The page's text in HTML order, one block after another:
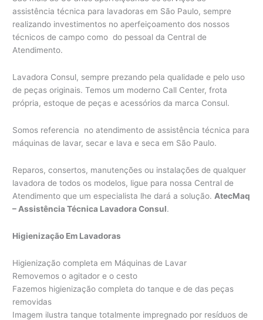
assistência técnica para lavadoras em São Paulo, sempre
realizando investimentos no aperfeiçoamento dos nossos
técnicos de campo como do pessoal da Central de
Atendimento.
Lavadora Consul, sempre prezando pela qualidade e pelo uso
de peças originais. Temos um moderno Call Center, frota
própria, estoque de peças e acessórios da marca Consul.
Somos referencia no atendimento de assistência técnica para
máquinas de lavar, secar e lava e seca em São Paulo.
Reparos, consertos, manutenções ou instalações de qualquer
lavadora de todos os modelos, ligue para nossa Central de
Atendimento que um especialista lhe dará a solução. AtecMaq
– Assistência Técnica Lavadora Consul.
Higienização Em Lavadoras
Higienização completa em Máquinas de Lavar
Removemos o agitador e o cesto
Fazemos higienização completa do tanque e de das peças
removidas
Imagem ilustra tanque totalmente impregnado por resíduos de